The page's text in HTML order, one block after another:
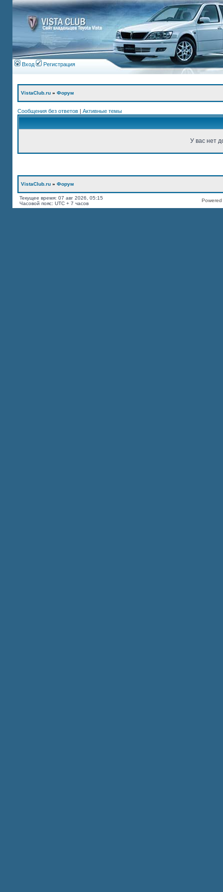
Вход Регистрация
VistaClub.ru » Форум
Сообщения без ответов | Активные темы
У вас нет
VistaClub.ru » Форум
Текущее время: 07 авг 2026, 05:15
Часовой пояс: UTC + 7 часов